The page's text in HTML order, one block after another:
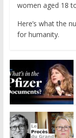
women aged 18
Here’s what the
for humanity.